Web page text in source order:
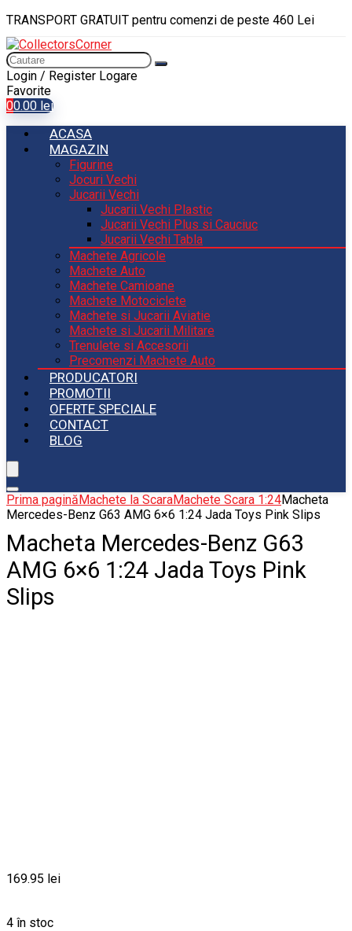
TRANSPORT GRATUIT pentru comenzi de peste 460 Lei
Login / Register Logare
Favorite
00.00 lei
ACASA
MAGAZIN
Figurine
Jocuri Vechi
Jucarii Vechi
Jucarii Vechi Plastic
Jucarii Vechi Plus si Cauciuc
Jucarii Vechi Tabla
Machete Agricole
Machete Auto
Machete Camioane
Machete Motociclete
Machete si Jucarii Aviatie
Machete si Jucarii Militare
Trenulete si Accesorii
Precomenzi Machete Auto
PRODUCATORI
PROMOTII
OFERTE SPECIALE
CONTACT
BLOG
Prima paginăMachete la ScaraMachete Scara 1:24Macheta
Mercedes-Benz G63 AMG 6×6 1:24 Jada Toys Pink Slips
Macheta Mercedes-Benz G63
AMG 6×6 1:24 Jada Toys Pink
Slips
169.95 lei
4 în stoc